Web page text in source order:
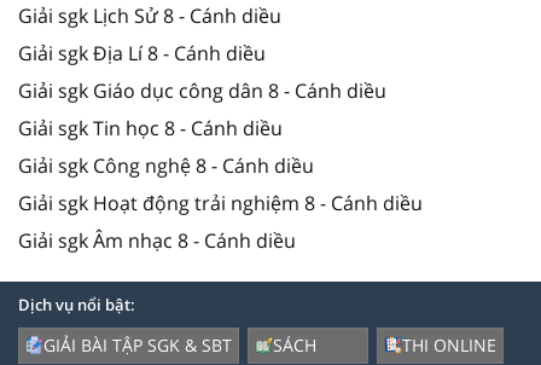
Giải sgk Lịch Sử 8 - Cánh diều
Giải sgk Địa Lí 8 - Cánh diều
Giải sgk Giáo dục công dân 8 - Cánh diều
Giải sgk Tin học 8 - Cánh diều
Giải sgk Công nghệ 8 - Cánh diều
Giải sgk Hoạt động trải nghiệm 8 - Cánh diều
Giải sgk Âm nhạc 8 - Cánh diều
Dịch vụ nổi bật:
GIẢI BÀI TẬP SGK & SBT
SÁCH
THI ONLINE